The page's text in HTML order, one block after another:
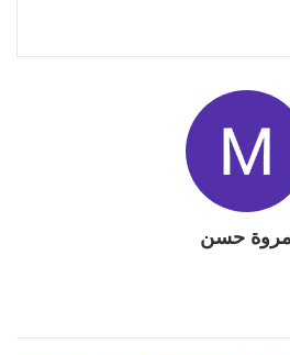
مروة حسن